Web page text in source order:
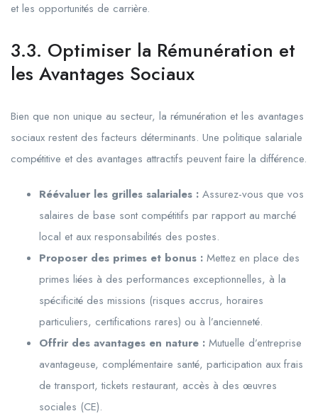
et les opportunités de carrière.
3.3. Optimiser la Rémunération et
les Avantages Sociaux
Bien que non unique au secteur, la rémunération et les avantages
sociaux restent des facteurs déterminants. Une politique salariale
compétitive et des avantages attractifs peuvent faire la différence.
Réévaluer les grilles salariales : Assurez-vous que vos
salaires de base sont compétitifs par rapport au marché
local et aux responsabilités des postes.
Proposer des primes et bonus : Mettez en place des
primes liées à des performances exceptionnelles, à la
spécificité des missions (risques accrus, horaires
particuliers, certifications rares) ou à l’ancienneté.
Offrir des avantages en nature : Mutuelle d’entreprise
avantageuse, complémentaire santé, participation aux frais
de transport, tickets restaurant, accès à des œuvres
sociales (CE).